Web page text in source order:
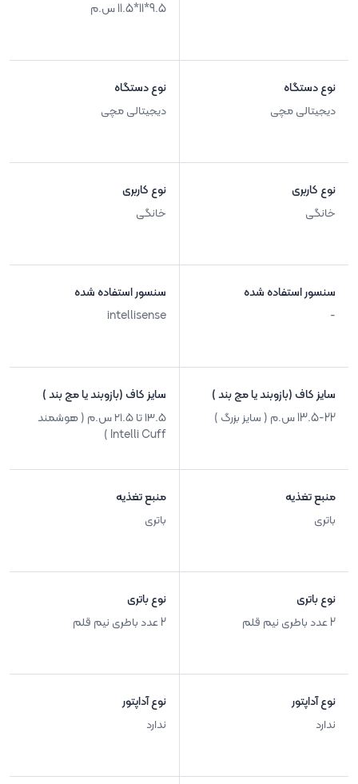
نوع دستگاه
دیجیتالی مچی
نوع کاربری
خانگی
سنسور استفاده شده
-
سایز کاف (بازوبند یا مچ بند )
13.5-22 س.م ( سایز بزرگ )
منبع تغذیه
باتری
نوع باتری
2 عدد باطری نیم قلم
نوع آداپتور
ندارد
9.5*11*11.5 س.م
نوع دستگاه
دیجیتالی مچی
نوع کاربری
خانگی
سنسور استفاده شده
intellisense
سایز کاف (بازوبند یا مچ بند )
۱۳.۵ تا ۲۱.۵ س.م ( هوشمند
Intelli Cuff )
منبع تغذیه
باتری
نوع باتری
2 عدد باطری نیم قلم
نوع آداپتور
ندارد